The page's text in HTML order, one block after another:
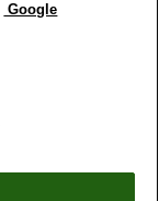
Google